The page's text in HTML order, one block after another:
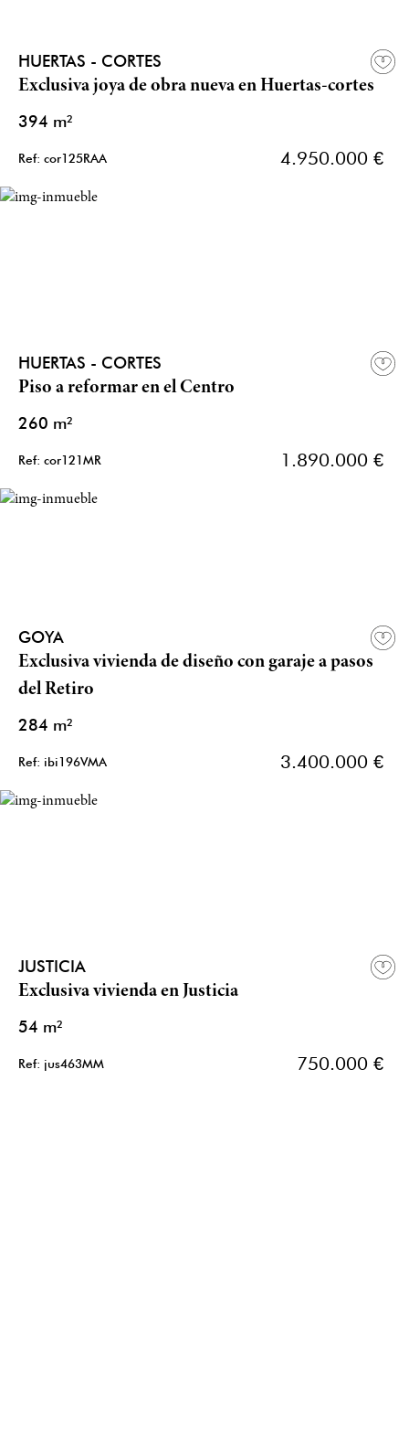
HUERTAS - CORTES
Exclusiva joya de obra nueva en Huertas-cortes
394 m²
Ref: cor125RAA 4.950.000 €
HUERTAS - CORTES
Piso a reformar en el Centro
260 m²
Ref: cor121MR 1.890.000 €
GOYA
Exclusiva vivienda de diseño con garaje a pasos
del Retiro
284 m²
Ref: ibi196VMA 3.400.000 €
JUSTICIA
Exclusiva vivienda en Justicia
54 m²
Ref: jus463MM 750.000 €